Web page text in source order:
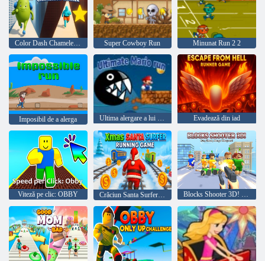
Color Dash Chameleon Runner Super Cowboy Run Minunat Run 2 2
Imposibil de a alerga Ultima alergare a lui Mario Evadează din iad
Viteză pe clic: OBBY Crăciun Santa Surfer Joc de alergare Blocks Shooter 3D! Fugiți, trageți, îmbinați armele!